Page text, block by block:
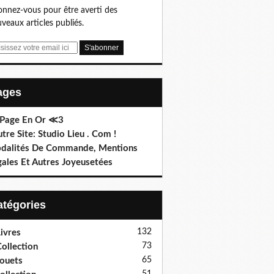
vous pour être averti des
articles publiés.
Page En Or ≪3
Site: Studio Lieu . Com !
De Commande, Mentions
Et Autres Joyeusetées
132
73
65